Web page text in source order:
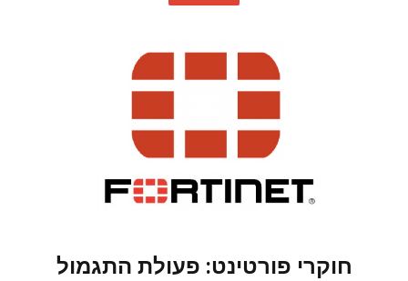
חוקרי פורטינט: פעולת התגמול